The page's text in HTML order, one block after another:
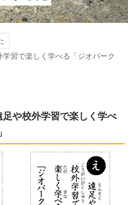
学習で楽しく学べる「ジオパーク
足や校外学習で楽しく学べ